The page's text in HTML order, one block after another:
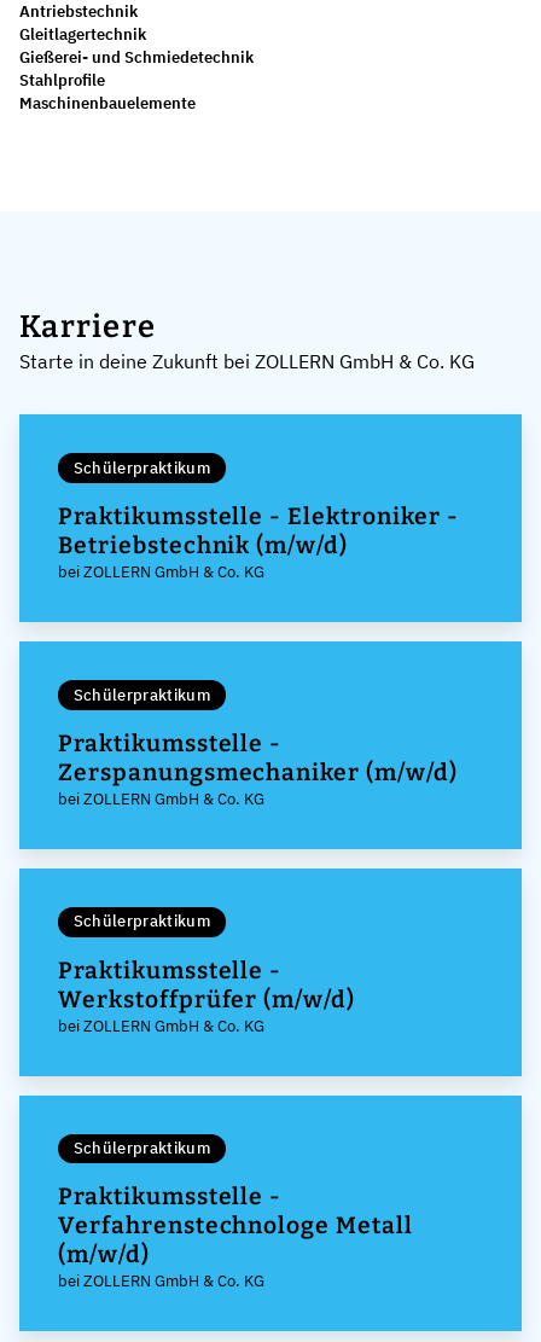
Antriebstechnik
Gleitlagertechnik
Gießerei- und Schmiedetechnik
Stahlprofile
Maschinenbauelemente
Karriere
Starte in deine Zukunft bei ZOLLERN GmbH & Co. KG
Schülerpraktikum
Praktikumsstelle - Elektroniker -
Betriebstechnik (m/w/d)
bei ZOLLERN GmbH & Co. KG
Schülerpraktikum
Praktikumsstelle -
Zerspanungsmechaniker (m/w/d)
bei ZOLLERN GmbH & Co. KG
Schülerpraktikum
Praktikumsstelle -
Werkstoffprüfer (m/w/d)
bei ZOLLERN GmbH & Co. KG
Schülerpraktikum
Praktikumsstelle -
Verfahrenstechnologe Metall
(m/w/d)
bei ZOLLERN GmbH & Co. KG